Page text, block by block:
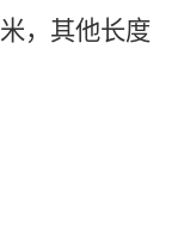
米，其他长度